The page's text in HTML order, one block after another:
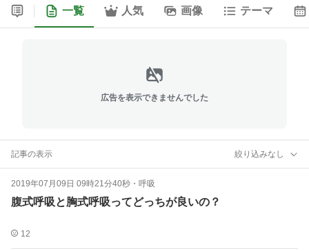
一覧 人気 画像 テーマ
広告を表示できませんでした
記事の表示 絞り込みなし
2019年07月09日 09時21分40秒 ・ 呼吸
腹式呼吸と胸式呼吸ってどっちが良いの？
12